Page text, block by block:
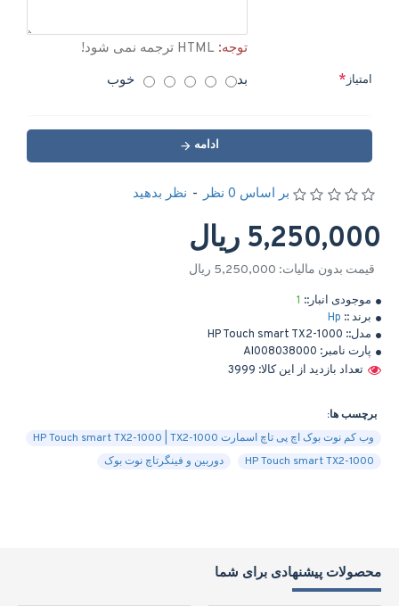
توجه:
امتیاز بد خوب
ادامه
موجودی انبار:: 1
برند :: Hp
مدل:: HP Touch smart TX2-1000
پارت نامبر: AI008038000
تعداد بازدید از این کالا: 3999
بر اساس 0 نظر - نظر بدهید
5,250,000 ریال
قیمت بدون مالیات: 5,250,000 ریال
برچسب ها:
وب کم نوت بوک اچ پی تاچ اسمارت HP Touch smart TX2-1000 | TX2-1000
HP Touch smart TX2-1000
دوربین و فینگرتاچ نوت بوک
محصولات پیشنهادی برای شما